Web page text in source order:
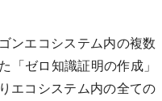
ンエコシステム内の複数
「ゼロ知識証明の作成」
エコシステム内の全ての